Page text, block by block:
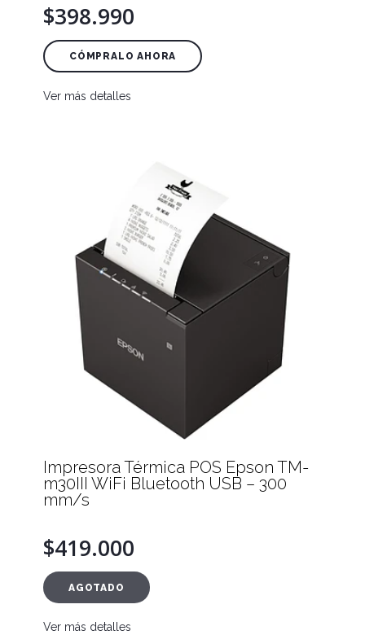
$398.990
CÓMPRALO AHORA
Ver más detalles
Impresora Térmica POS Epson TM-
m30III WiFi Bluetooth USB – 300
mm/s
$419.000
AGOTADO
Ver más detalles